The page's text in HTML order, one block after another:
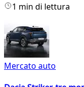
1 min di lettura
Mercato auto